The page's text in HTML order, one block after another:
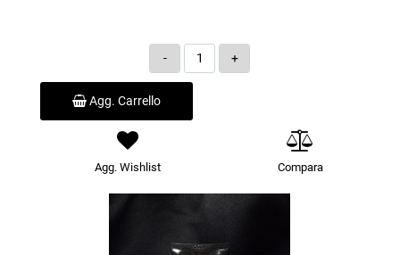
Quantità
Agg. Carrello
Agg. Wishlist Compara